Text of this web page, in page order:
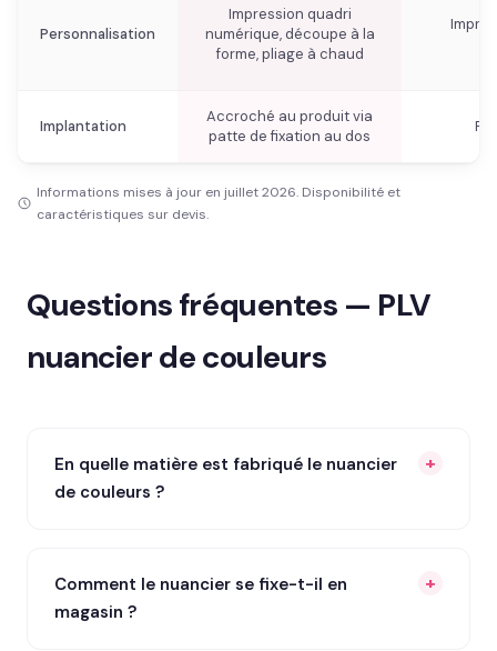
Personnalisation
Impression quadri
numérique, découpe à la
forme, pliage à chaud
Implantation
Accroché au produit via
patte de fixation au dos
Informations mises à jour en juillet 2026. Disponibilité et
caractéristiques sur devis.
Questions fréquentes — PLV
nuancier de couleurs
En quelle matière est fabriqué le nuancier
de couleurs ?
Comment le nuancier se fixe-t-il en
magasin ?